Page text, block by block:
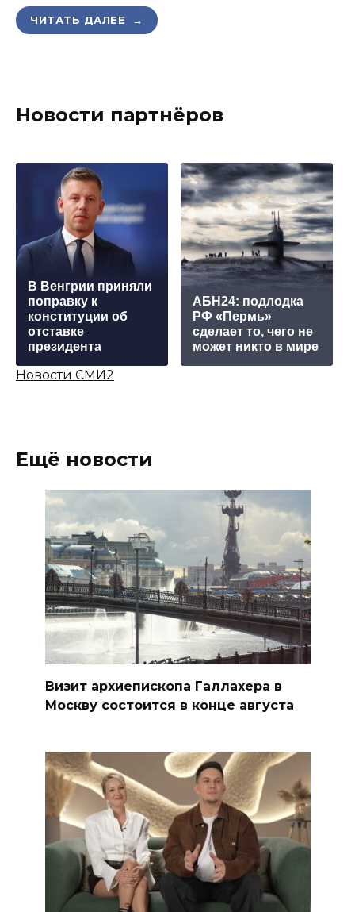
ЧИТАТЬ ДАЛЕЕ →
Новости партнёров
В Венгрии приняли
поправку к
конституции об
отставке
президента
АБН24: подлодка
РФ «Пермь»
сделает то, чего не
может никто в мире
Новости СМИ2
Ещё новости
Визит архиепископа Галлахера в
Москву состоится в конце августа